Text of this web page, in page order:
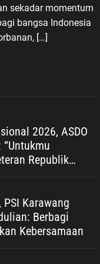
Indonesia.
memiliki
dari perjalanan
yang harus kita
nilai-
Republik
2026, ASDO
penghormatan
tidak berhenti
tahunan.
menurutnya,
melalui
sekadar momentum
bangsa Indonesia
[…]
2026, ASDO
Republik
Nasional
10 Agustus
ruang
jasa,
Karawang
Berbagi
Kebersamaan